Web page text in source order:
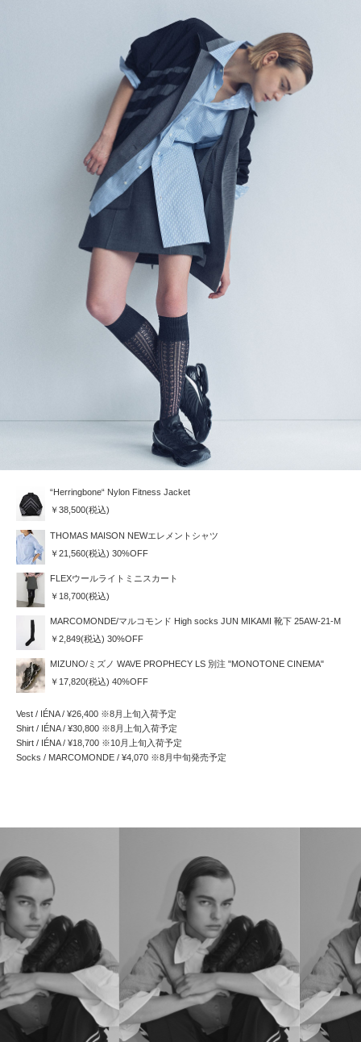
“Herringbone“ Nylon Fitness Jacket
￥38,500(税込)
THOMAS MAISON NEWエレメントシャツ
￥21,560(税込) 30%OFF
FLEXウールライトミニスカート
￥18,700(税込)
MARCOMONDE/マルコモンド High socks JUN MIKAMI 靴下 25AW-21-M
￥2,849(税込) 30%OFF
MIZUNO/ミズノ WAVE PROPHECY LS 別注 "MONOTONE CINEMA"
￥17,820(税込) 40%OFF
Vest / IÉNA / ¥26,400 ※8月上旬入荷予定
Shirt / IÉNA / ¥30,800 ※8月上旬入荷予定
Shirt / IÉNA / ¥18,700 ※10月上旬入荷予定
Socks / MARCOMONDE / ¥4,070 ※8月中旬発売予定